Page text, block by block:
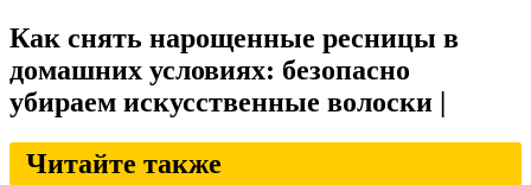
Как снять нарощенные ресницы в
домашних условиях: безопасно
убираем искусственные волоски |
Читайте также